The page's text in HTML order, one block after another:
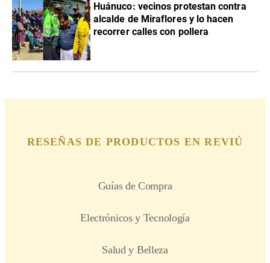
Huánuco: vecinos protestan contra
alcalde de Miraflores y lo hacen
recorrer calles con pollera